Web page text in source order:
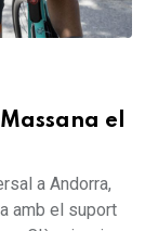
el
a Andorra,
amb el suport